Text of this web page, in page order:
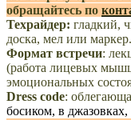
обращайтесь по
Техрайдер: гладкий,
доска, мел или маркер.
Формат встречи:
(работа лицевых
эмоциональных
Dress code:
босиком, в джазовках,